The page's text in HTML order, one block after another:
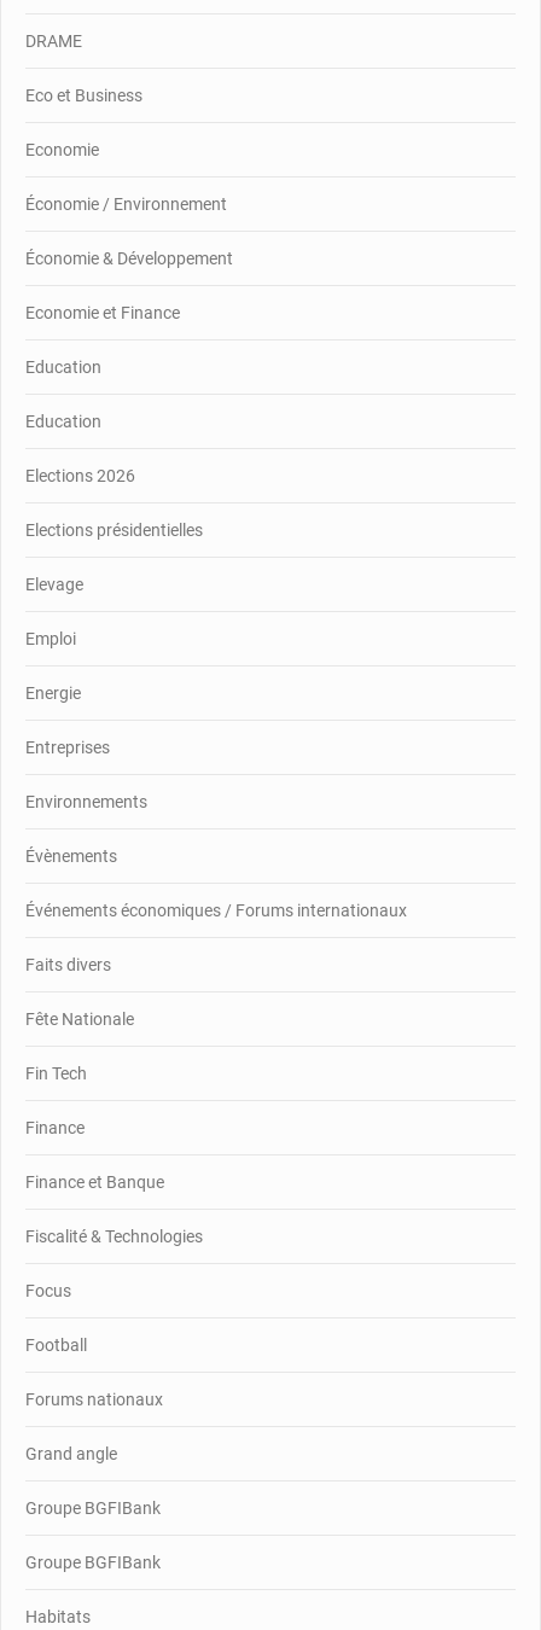
DRAME
Eco et Business
Economie
Économie / Environnement
Économie & Développement
Economie et Finance
Education
Education
Elections 2026
Elections présidentielles
Elevage
Emploi
Energie
Entreprises
Environnements
Évènements
Événements économiques / Forums internationaux
Faits divers
Fête Nationale
Fin Tech
Finance
Finance et Banque
Fiscalité & Technologies
Focus
Football
Forums nationaux
Grand angle
Groupe BGFIBank
Groupe BGFIBank
Habitats